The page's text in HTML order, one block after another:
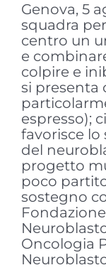
Genova, 5
squadra
centro un
e
colpire e
si presenta
espresso);
favorisce lo
del
progetto
poco
sostegno
Oncologia